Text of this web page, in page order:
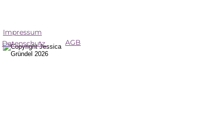
Impressum
Datenschutz
AGB